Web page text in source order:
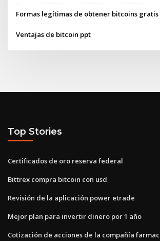
Formas legítimas de obtener bitcoins gratis
Ventajas de bitcoin ppt
Top Stories
Certificados de oro reserva federal
Bittrex compra bitcoin con usd
Revisión de la aplicación power etrade
Mejor plan para invertir dinero por 1 año
Cotización de acciones de la compañía